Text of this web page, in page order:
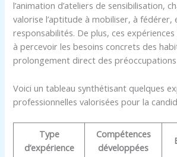
l’animation d’ateliers de sensibilisation,
valorise l’aptitude à mobiliser, à fédérer,
responsabilités. De plus, ces
à percevoir les besoins concrets des
prolongement direct des
Voici un tableau synthétisant quelques
professionnelles valorisées pour la
Type
d’expérience
Compétences
développées